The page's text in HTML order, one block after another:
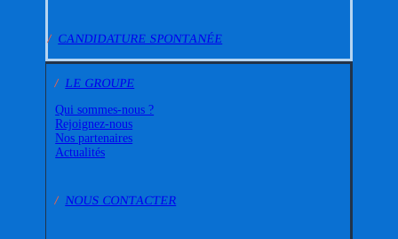
/ CANDIDATURE SPONTANÉE
/ LE GROUPE
Qui sommes-nous ?
Rejoignez-nous
Nos partenaires
Actualités
/NOUS CONTACTER